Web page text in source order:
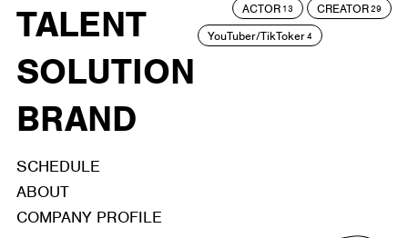
TALENT
SOLUTION
BRAND
ACTOR 13 CREATOR29
YouTuber/TikToker4
SCHEDULE
ABOUT
COMPANY PROFILE